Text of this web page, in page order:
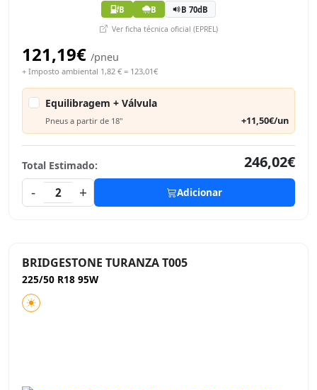
B B B 70dB
Ver ficha técnica oficial (EPREL)
121,19€ /pneu
+ Imposto ambiental 1,82 € = 123,01€
Equilibragem + Válvula
Pneus a partir de 18" +11,50€/un
Total Estimado:
246,02€
-
2 + Adicionar
BRIDGESTONE TURANZA T005
225/50 R18 95W